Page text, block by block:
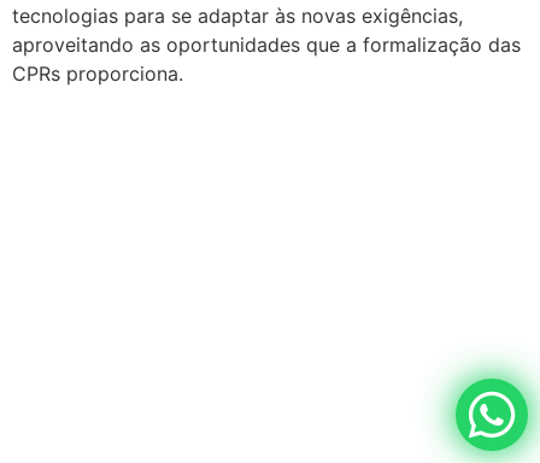
tecnologias para se adaptar às novas exigências,
aproveitando as oportunidades que a formalização das
CPRs proporciona.